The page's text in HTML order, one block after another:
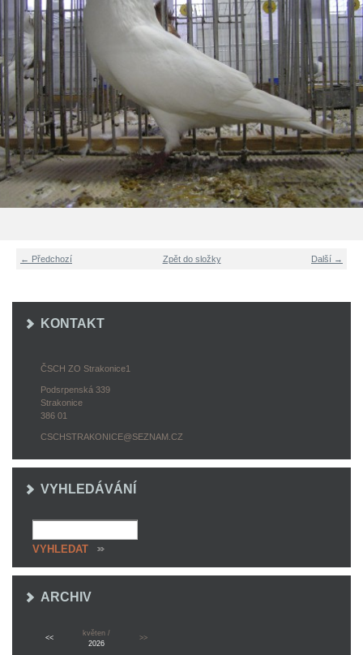
← Předchozí Další →
Zpět do složky
KONTAKT
ČSCH ZO Strakonice1
Podsrpenská 339
Strakonice
386 01
CSCHSTRAKONICE@SEZNAM.CZ
VYHLEDÁVÁNÍ
ARCHIV
<<
květen /
2026
>>